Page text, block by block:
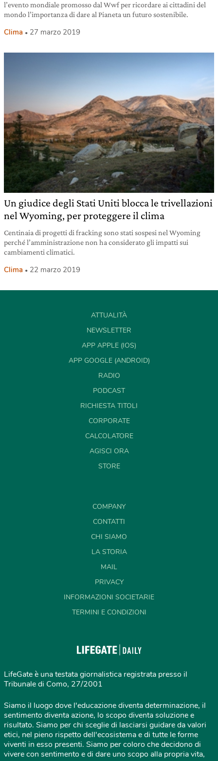
l’evento mondiale promosso dal Wwf per ricordare ai cittadini del
mondo l’importanza di dare al Pianeta un futuro sostenibile.
Clima 27 marzo 2019
Un giudice degli Stati Uniti blocca le trivellazioni
nel Wyoming, per proteggere il clima
Centinaia di progetti di fracking sono stati sospesi nel Wyoming
perché l’amministrazione non ha considerato gli impatti sui
cambiamenti climatici.
Clima 22 marzo 2019
ATTUALITÀ
NEWSLETTER
APP APPLE (IOS)
APP GOOGLE (ANDROID)
RADIO
PODCAST
RICHIESTA TITOLI
CORPORATE
CALCOLATORE
AGISCI ORA
STORE
COMPANY
CONTATTI
CHI SIAMO
LA STORIA
MAIL
PRIVACY
INFORMAZIONI SOCIETARIE
TERMINI E CONDIZIONI
LifeGate è una testata giornalistica registrata presso il
Tribunale di Como, 27/2001
Siamo il luogo dove l'educazione diventa determinazione, il
sentimento diventa azione, lo scopo diventa soluzione e
risultato. Siamo per chi sceglie di lasciarsi guidare da valori
etici, nel pieno rispetto dell'ecosistema e di tutte le forme
viventi in esso presenti. Siamo per coloro che decidono di
vivere con sentimento e di dare uno scopo alla propria vita,